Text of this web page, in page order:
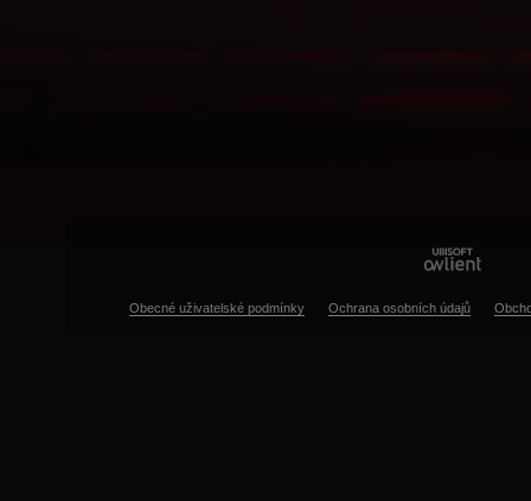
Obecné uživatelské podmínky Ochrana osobních údajů